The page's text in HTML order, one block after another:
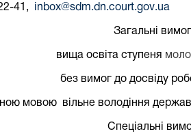
41,
inbox@sdm.dn.court.gov.ua
Загальні
вища освіта ступеня
без вимог до досвіду
мовою вільне володіння
Спеціальні